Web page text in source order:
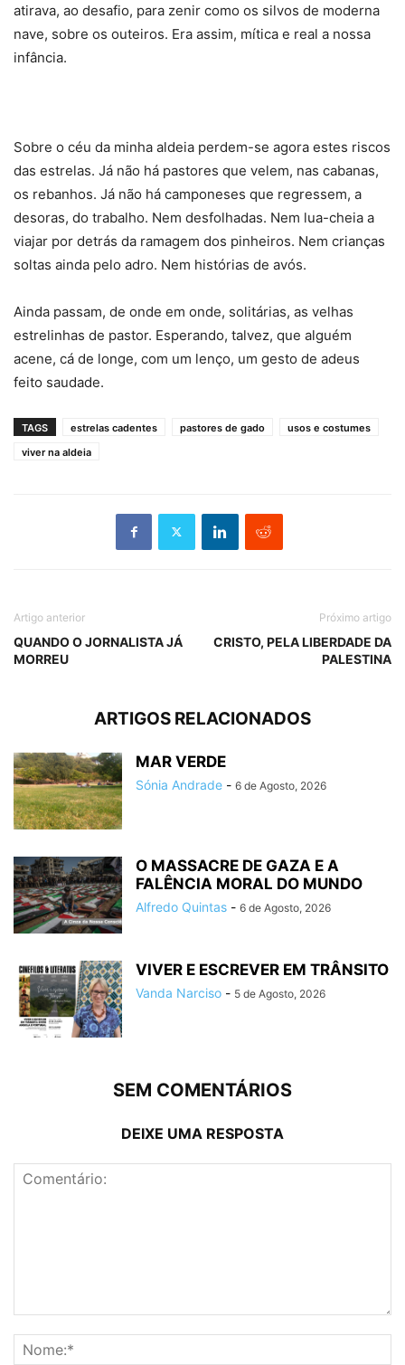
atirava, ao desafio, para zenir como os silvos de moderna
nave, sobre os outeiros. Era assim, mítica e real a nossa
infância.
Sobre o céu da minha aldeia perdem-se agora estes riscos
das estrelas. Já não há pastores que velem, nas cabanas,
os rebanhos. Já não há camponeses que regressem, a
desoras, do trabalho. Nem desfolhadas. Nem lua-cheia a
viajar por detrás da ramagem dos pinheiros. Nem crianças
soltas ainda pelo adro. Nem histórias de avós.
Ainda passam, de onde em onde, solitárias, as velhas
estrelinhas de pastor. Esperando, talvez, que alguém
acene, cá de longe, com um lenço, um gesto de adeus
feito saudade.
TAGS estrelas cadentes pastores de gado
usos e costumes
viver na aldeia
Artigo anterior
QUANDO O JORNALISTA JÁ
MORREU
Próximo artigo
CRISTO, PELA LIBERDADE DA
PALESTINA
ARTIGOS RELACIONADOS
MAR VERDE
Sónia Andrade - 6 de Agosto, 2026
O MASSACRE DE GAZA E A
FALÊNCIA MORAL DO MUNDO
Alfredo Quintas - 6 de Agosto, 2026
VIVER E ESCREVER EM TRÂNSITO
Vanda Narciso - 5 de Agosto, 2026
SEM COMENTÁRIOS
DEIXE UMA RESPOSTA